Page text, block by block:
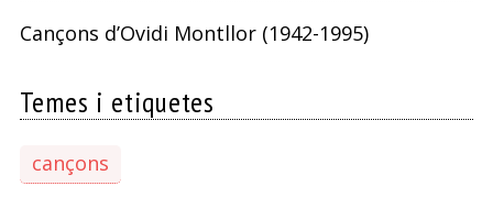
Cançons d’Ovidi Montllor (1942-1995)
Temes i etiquetes
cançons